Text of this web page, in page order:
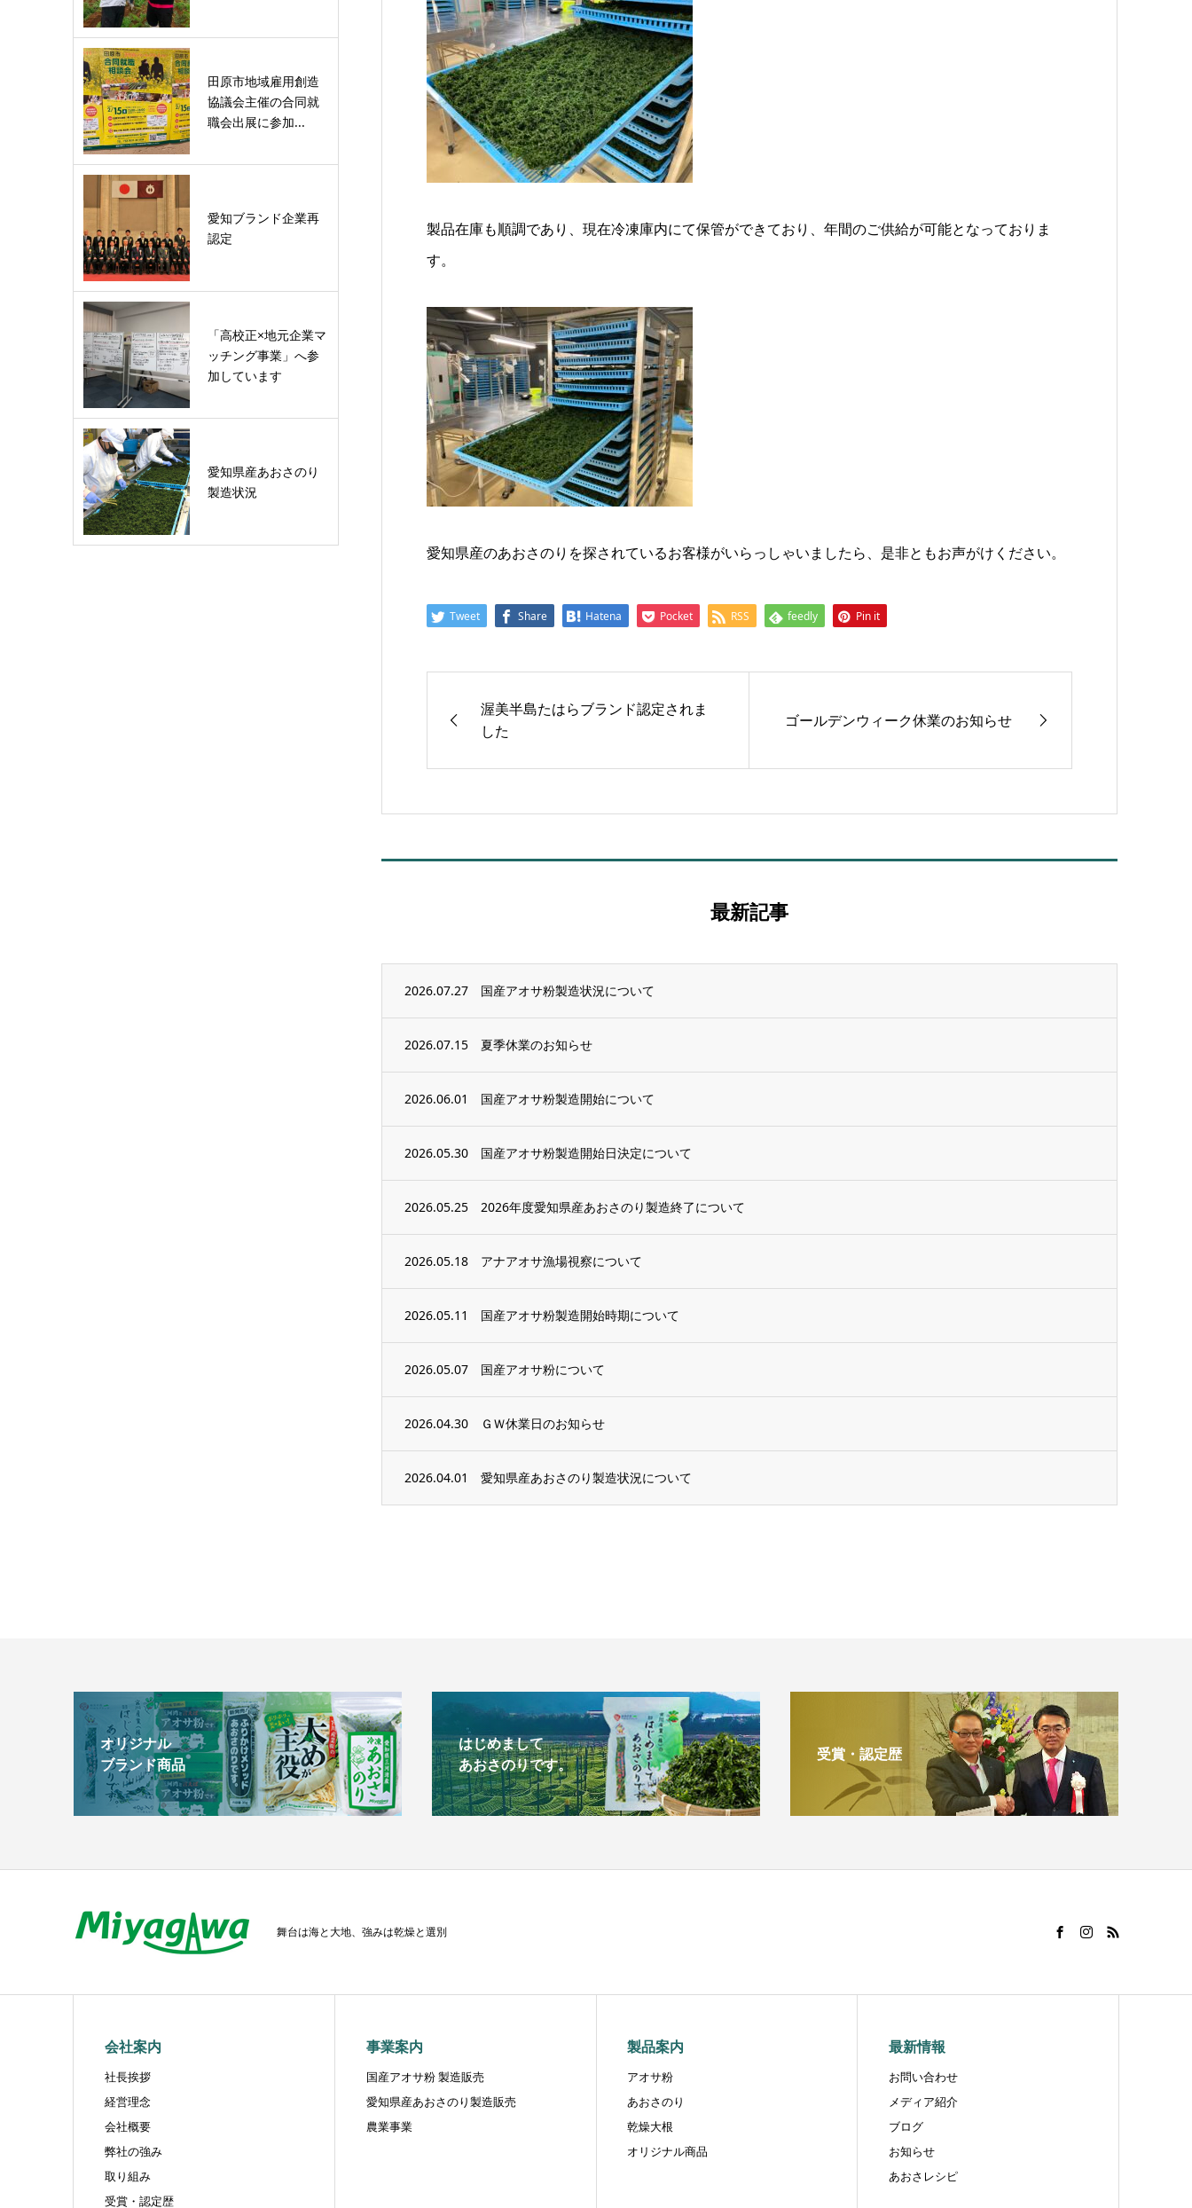
製品在庫も順調であり、現在冷凍庫内にて保管ができており、年間のご供給が可能となっておりま
す。
愛知県産のあおさのりを探されているお客様がいらっしゃいましたら、是非ともお声がけください。
Tweet Share Hatena Pocket RSS feedly Pin it
渥美半島たはらブランド認定されま
した
ゴールデンウィーク休業のお知らせ
最新記事
2026.07.27 国産アオサ粉製造状況について
2026.07.15 夏季休業のお知らせ
2026.06.01 国産アオサ粉製造開始について
2026.05.30 国産アオサ粉製造開始日決定について
2026.05.25 2026年度愛知県産あおさのり製造終了について
2026.05.18 アナアオサ漁場視察について
2026.05.11 国産アオサ粉製造開始時期について
2026.05.07 国産アオサ粉について
2026.04.30 ＧＷ休業日のお知らせ
2026.04.01 愛知県産あおさのり製造状況について
田原市地域雇用創造
協議会主催の合同就
職会出展に参加...
愛知ブランド企業再
認定
「高校正×地元企業マ
ッチング事業」へ参
加しています
愛知県産あおさのり
製造状況
オリジナル
ブランド商品
はじめまして
あおさのりです。
受賞・認定歴
舞台は海と大地、強みは乾燥と選別
会社案内
社長挨拶
経営理念
会社概要
弊社の強み
取り組み
受賞・認定歴
事業案内
国産アオサ粉 製造販売
愛知県産あおさのり製造販売
農業事業
製品案内
アオサ粉
あおさのり
乾燥大根
オリジナル商品
最新情報
お問い合わせ
メディア紹介
ブログ
お知らせ
あおさレシピ